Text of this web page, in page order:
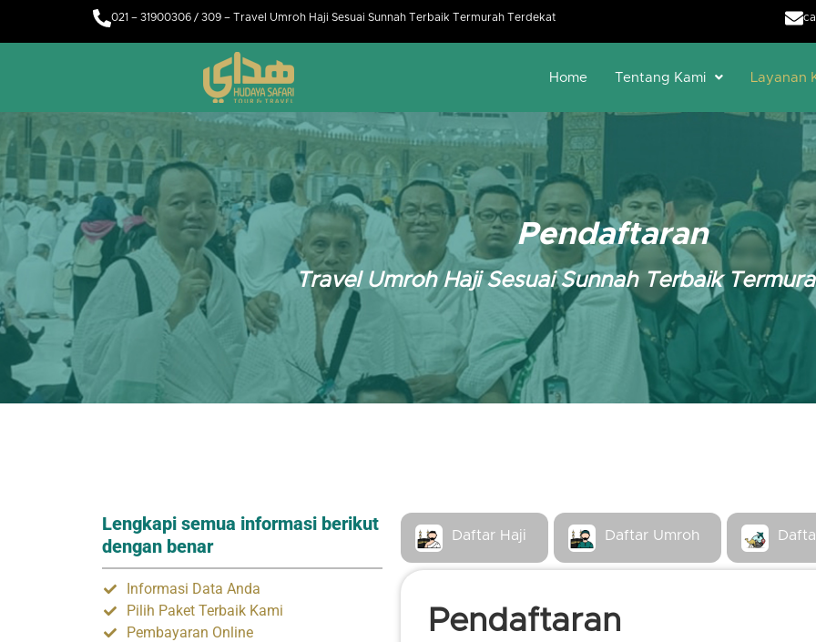
021 – 31900306 / 309 – Travel Umroh Haji Sesuai Sunnah Terbaik Termurah Terdekat
Home Tentang Kami Layanan
Pendaftaran
Travel Umroh Haji Sesuai Sunnah Terbaik
Lengkapi semua informasi berikut
dengan benar
Informasi Data Anda
Pilih Paket Terbaik Kami
Pembayaran Online
Daftar Haji Daftar Umroh
Pendaftaran